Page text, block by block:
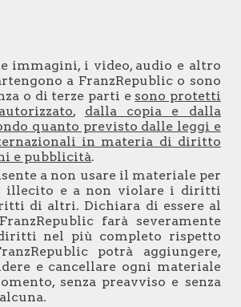
immagini, i video, audio e altro
a FranzRepublic o sono
o di terze parti esono protetti
, dalla copia e dalla
quanto previsto dalle leggi e
in materia di diritto
e pubblicità.
a non usare il materiale per
illecito e a non violare i diritti
di altri. Dichiara di essere al
FranzRepublic farà severamente
nel più completo rispetto
potrà aggiungere,
e cancellare ogni materiale
senza preavviso e senza